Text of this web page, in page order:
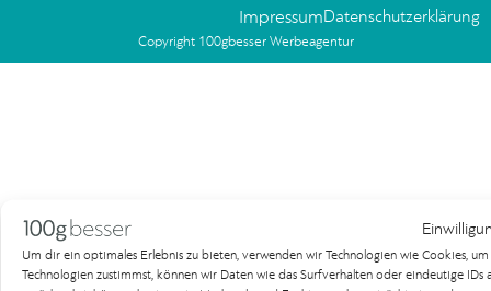
Um dir ein optimales Erlebnis zu bieten, verwenden wir Technologien wie Cookies,
Technologien zustimmst, können wir Daten wie das Surfverhalten oder eindeutige
Copyright 100gbesser Werbeagentur
Datenschutzerklärung
Impressum